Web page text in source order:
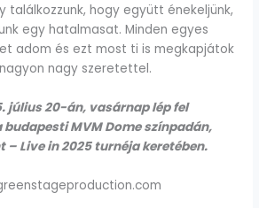
találkozzunk, hogy együtt énekeljünk,
egy hatalmasat. Minden egyes
adom és ezt most ti is megkapjátok
nagy szeretettel.
július 20-án, vasárnap lép fel
MVM Dome színpadán,
– Live in 2025 turnéja keretében.